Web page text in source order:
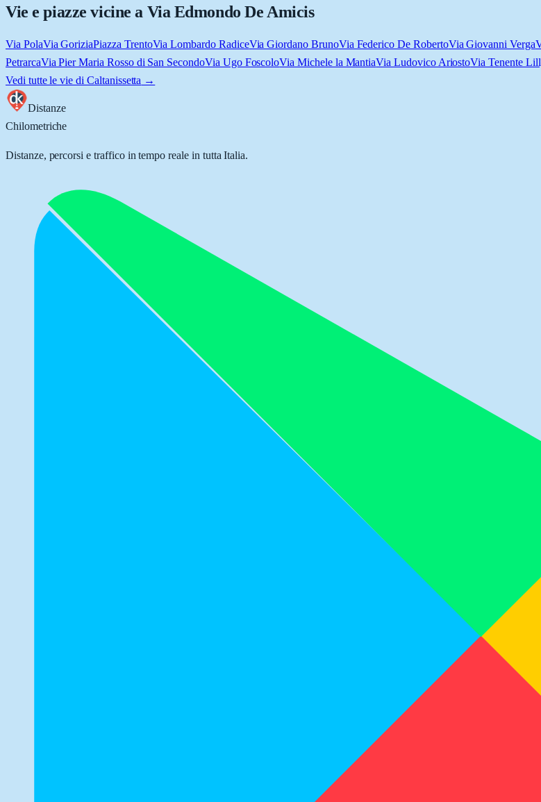
Vie e piazze vicine a Via Edmondo De Amicis
Via PolaVia GoriziaPiazza TrentoVia Lombardo RadiceVia Giordano BrunoVia Federico De RobertoVia Giovanni Verga
PetrarcaVia Pier Maria Rosso di San SecondoVia Ugo FoscoloVia Michele la MantiaVia Ludovico AriostoVia Tenente
Vedi tutte le vie di Caltanissetta →
Distanze
Chilometriche
Distanze, percorsi e traffico in tempo reale in tutta Italia.